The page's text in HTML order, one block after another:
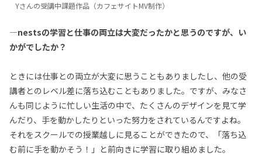
Yさんの受講中課題作品（カフェサイトMV制作）
—nestsの学習と仕事の両立は大変だったかと思うのですが、い
かがでしたか？
ときには仕事との両立が大変に思うこともありましたし、他の受
講者とのレベル差に落ち込むこともありました。ですが、みなさ
んも同じように忙しい生活の中で、たくさんのデザインを見て学
んだり、手を動かしたりといった努力をされているんですよね。
それをスクールでの授業越しに見ることができたので、「落ち込
む前に手を動かそう！」と前向きに学習に取り組めました。